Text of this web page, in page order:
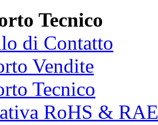
Tecnico
di Contatto
Vendite
Tecnico
RoHS &